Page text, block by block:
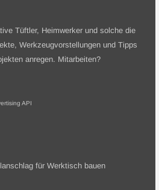
Tüftler, Heimwerker und solche die
Werkzeugvorstellungen und Tipps
anregen. Mitarbeiten?
API
für Werktisch bauen